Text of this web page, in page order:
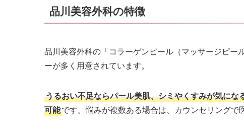
品川美容外科の特徴
品川美容外科の「コラーゲンピール（マッサージピ
ーが多く用意されています。
うるおい不足ならパール美肌、シミやくすみが気に
可能です。悩みが複数ある場合は、カウンセリングで